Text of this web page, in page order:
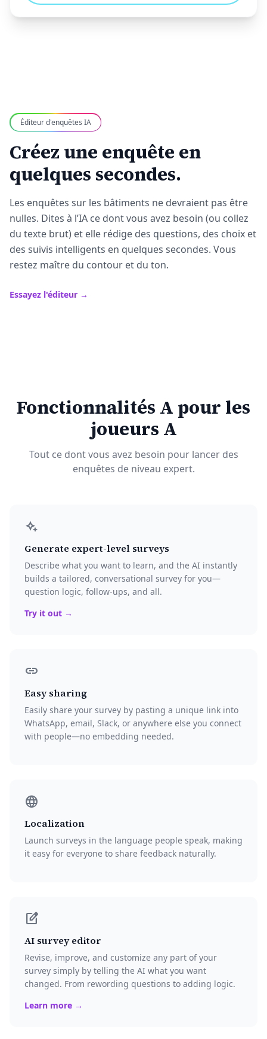
Éditeur d'enquêtes IA
Créez une enquête en
quelques secondes.
Les enquêtes sur les bâtiments ne devraient pas être
nulles. Dites à l’IA ce dont vous avez besoin (ou collez
du texte brut) et elle rédige des questions, des choix et
des suivis intelligents en quelques secondes. Vous
restez maître du contour et du ton.
Essayez l'éditeur →
Fonctionnalités A pour les
joueurs A
Tout ce dont vous avez besoin pour lancer des
enquêtes de niveau expert.
magic_button
Generate expert-level surveys
Describe what you want to learn, and the AI instantly
builds a tailored, conversational survey for you—
question logic, follow-ups, and all.
Try it out →
link
Easy sharing
Easily share your survey by pasting a unique link into
WhatsApp, email, Slack, or anywhere else you connect
with people—no embedding needed.
language
Localization
Launch surveys in the language people speak, making
it easy for everyone to share feedback naturally.
edit_square
AI survey editor
Revise, improve, and customize any part of your
survey simply by telling the AI what you want
changed. From rewording questions to adding logic.
Learn more →